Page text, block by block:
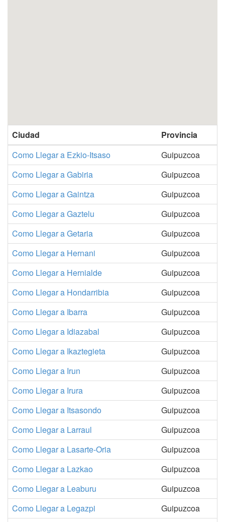
Ciudad
Provincia
Como Llegar a Ezkio-Itsaso
Guipuzcoa
Como Llegar a Gabiria
Guipuzcoa
Como Llegar a Gaintza
Guipuzcoa
Como Llegar a Gaztelu
Guipuzcoa
Como Llegar a Getaria
Guipuzcoa
Como Llegar a Hernani
Guipuzcoa
Como Llegar a Hernialde
Guipuzcoa
Como Llegar a Hondarribia
Guipuzcoa
Como Llegar a Ibarra
Guipuzcoa
Como Llegar a Idiazabal
Guipuzcoa
Como Llegar a Ikaztegieta
Guipuzcoa
Como Llegar a Irun
Guipuzcoa
Como Llegar a Irura
Guipuzcoa
Como Llegar a Itsasondo
Guipuzcoa
Como Llegar a Larraul
Guipuzcoa
Como Llegar a Lasarte-Oria
Guipuzcoa
Como Llegar a Lazkao
Guipuzcoa
Como Llegar a Leaburu
Guipuzcoa
Como Llegar a Legazpi
Guipuzcoa